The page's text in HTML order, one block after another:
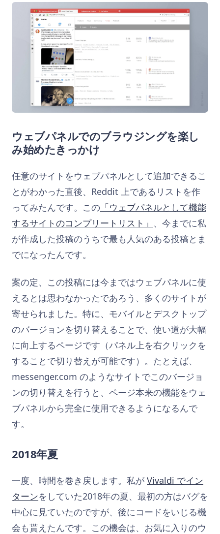
ウェブパネルでのブラウジングを楽し
み始めたきっかけ
任意のサイトをウェブパネルとして追加できるこ
とがわかった直後、Reddit 上であるリストを作
ってみたんです。この 「ウェブパネルとして機能
するサイトのコンプリートリスト」 、今までに私
が作成した投稿のうちで最も人気のある投稿とま
でになったんです。
案の定、この投稿には今まではウェブパネルに使
えるとは思わなかったであろう、多くのサイトが
寄せられました。特に、モバイルとデスクトップ
のバージョンを切り替えることで、使い道が大幅
に向上するページです（パネル上を右クリックを
することで切り替えが可能です）。たとえば、
messenger.com のようなサイトでこのバージョ
ンの切り替えを行うと、ページ本来の機能をウェ
ブパネルから完全に使用できるようになるんで
す。
2018年夏
一度、時間を巻き戻します。私が Vivaldi でイン
ターンをしていた2018年の夏、最初の方はバグを
中心に見ていたのですが、後にコードをいじる機
会も貰えたんです。この機会は、お気に入りのウ